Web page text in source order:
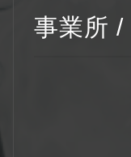
事業所 /